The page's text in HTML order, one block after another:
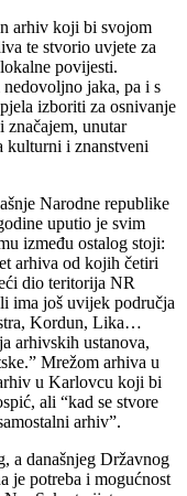
arhiv koji bi svojom
te stvorio uvjete za
povijesti.
nedovoljno jaka, pa i s
izboriti za osnivanje
značajem, unutar
kulturni i znanstveni
Narodne republike
uputio je svim
između ostalog stoji:
arhiva od kojih četiri
dio teritorija NR
ima još uvijek područja
Kordun, Lika…
arhivskih ustanova,
Mrežom arhiva u
u Karlovcu koji bi
ali “kad se stvore
arhiv”.
a današnjeg Državnog
je potreba i mogućnost